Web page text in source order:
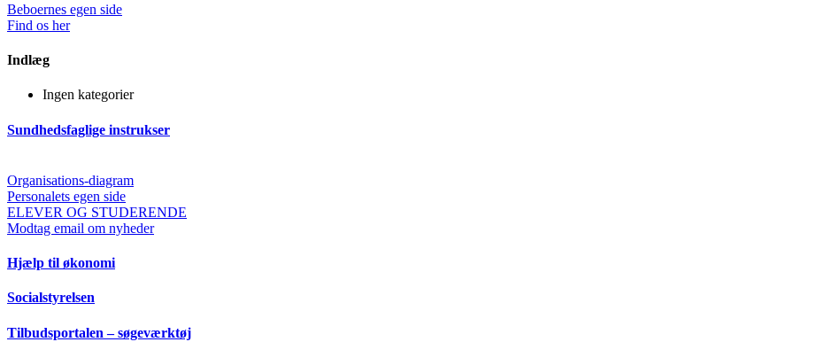
Beboernes egen side
Find os her
Indlæg
Ingen kategorier
Sundhedsfaglige instrukser
Organisations-diagram
Personalets egen side
ELEVER OG STUDERENDE
Modtag email om nyheder
Hjælp til økonomi
Socialstyrelsen
Tilbudsportalen – søgeværktøj